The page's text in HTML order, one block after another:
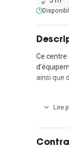
Ce centre
ainsi que
d’unLire